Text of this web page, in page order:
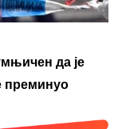
да је
преминуо